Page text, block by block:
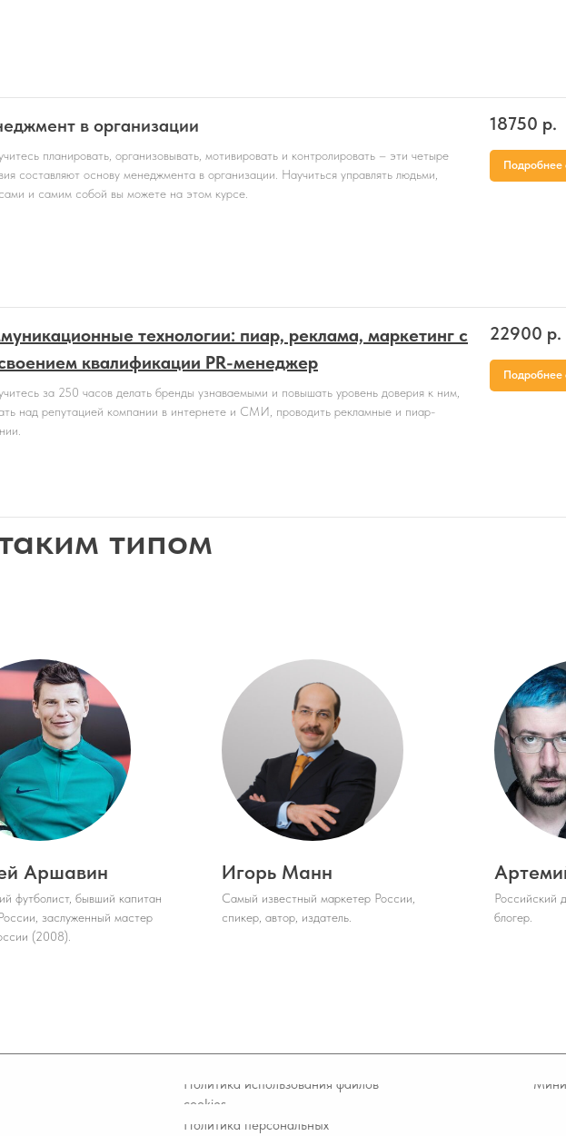
в организации
планировать, организовывать, мотивировать и контролировать – эти четыре
составляют основу менеджмента в организации. Научиться управлять людьми,
и самим собой вы можете на этом курсе.
18750 р.
Подробнее
технологии: пиар, реклама, маркетинг с
квалификации PR-менеджер
за 250 часов делать бренды узнаваемыми и повышать уровень доверия к ним,
над репутацией компании в интернете и СМИ, проводить рекламные и пиар-
22900 р.
Подробнее
типом
Аршавин
футболист, бывший капитан
заслуженный мастер
(2008).
Игорь Манн
Самый известный маркетер России,
спикер, автор, издатель.
Российский
блогер.
Блог
Политика использования файлов
cookies
Политика персональных
данных
Пользовательское соглашение
Министерство
РФ
Проверить
Рособрнадзоре
(Л035-01212-59/00204429)
ЛИЧНЫЙ КАБИНЕТ